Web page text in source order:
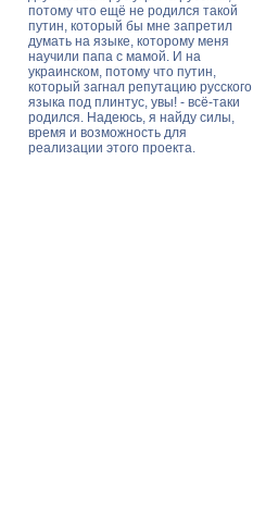
потому что ещё не родился такой
путин, который бы мне запретил
думать на языке, которому меня
научили папа с мамой. И на
украинском, потому что путин,
который загнал репутацию русского
языка под плинтус, увы! - всё-таки
родился. Надеюсь, я найду силы,
время и возможность для
реализации этого проекта.